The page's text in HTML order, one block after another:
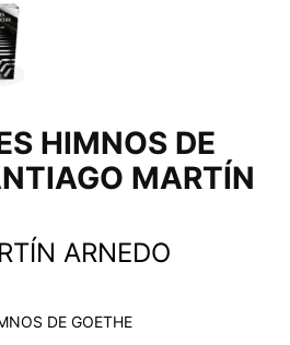
HIMNOS DE
MARTÍN
ARNEDO
DE GOETHE